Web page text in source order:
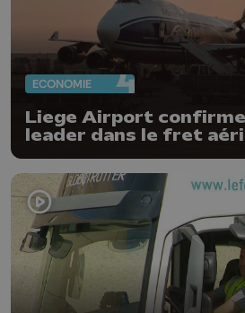
ECONOMIE
Liege Airport
leader dans le fret